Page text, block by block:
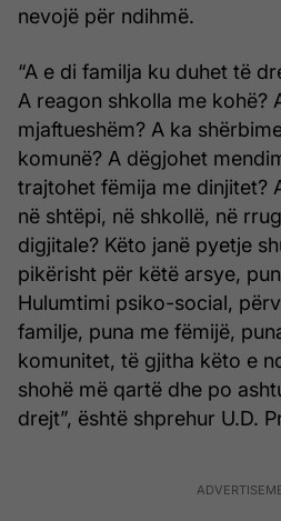
nevojë për ndihmë.
“A e di familja ku duhet të
A reagon shkolla me kohë?
mjaftueshëm? A ka
komunë? A dëgjohet
trajtohet fëmija me dinjitet?
në shtëpi, në shkollë, në
digjitale? Këto janë pyetje
pikërisht për këtë arsye,
Hulumtimi psiko-social,
familje, puna me fëmijë,
komunitet, të gjitha këto e
shohë më qartë dhe po
drejt”, është shprehur U.D.